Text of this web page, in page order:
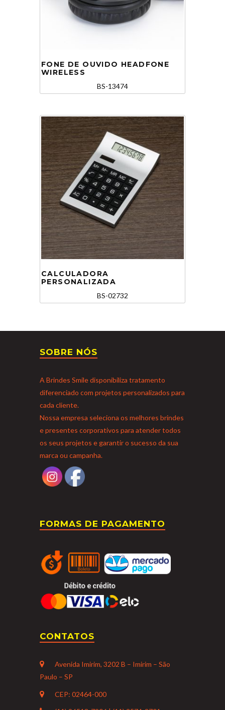
FONE DE OUVIDO HEADFONE
WIRELESS
BS-13474
CALCULADORA
PERSONALIZADA
BS-02732
SOBRE NÓS
A Brindes Smile disponibiliza tratamento
diferenciado com projetos personalizados para
cada cliente.
Nossa empresa seleciona os melhores brindes
e presentes corporativos para atender todos
os seus projetos e garantir o sucesso da sua
marca ou campanha.
FORMAS DE PAGAMENTO
CONTATOS
Avenida Imirim, 3202 B – Imirim – São
Paulo – SP
CEP: 02464-000